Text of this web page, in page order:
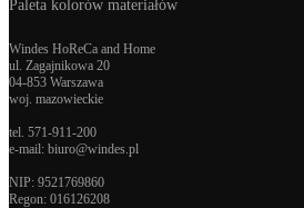
Paleta kolorów materiałów
Windes HoReCa and Home
ul. Zagajnikowa 20
04-853 Warszawa
woj. mazowieckie
tel. 571-911-200
e-mail: biuro@windes.pl
NIP: 9521769860
Regon: 016126208